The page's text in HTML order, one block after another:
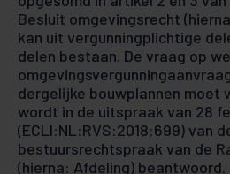
Besluit omgevingsrecht
kan uit vergunningplichtige
delen bestaan. De vraag op
dergelijke bouwplannen moet
wordt in de uitspraak van 28
(ECLI:NL:RVS:2018:699) van
bestuursrechtspraak van de
(hierna: Afdeling) beantwoord.